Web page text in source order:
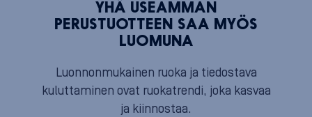
YHÄ USEAMMAN
PERUSTUOTTEEN SAA MYÖS
LUOMUNA
Luonnonmukainen ruoka ja tiedostava
kuluttaminen ovat ruokatrendi, joka kasvaa
ja kiinnostaa.